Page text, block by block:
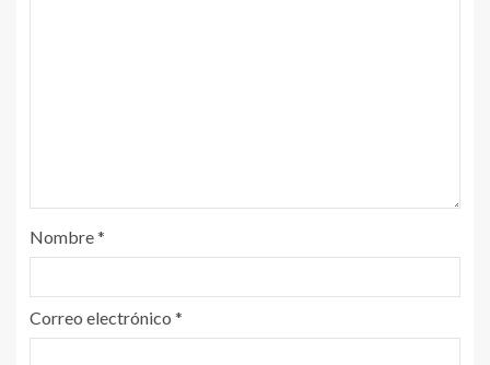
Nombre*
Correo electrónico *